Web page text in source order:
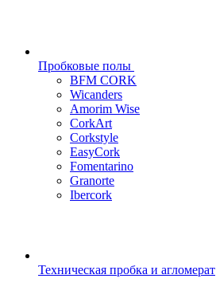
Пробковые полы
BFM CORK
Wicanders
Amorim Wise
CorkArt
Corkstyle
EasyCork
Fomentarino
Granorte
Ibercork
Техническая пробка и агломерат